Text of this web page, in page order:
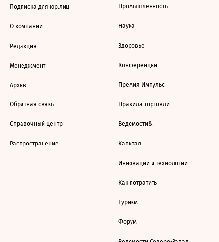
Подписка для юр.лиц
О компании
Редакция
Менеджмент
Архив
Обратная связь
Справочный центр
Распространение
Промышленность
Наука
Здоровье
Конференции
Премия Импульс
Правила торговли
Ведомости&
Капитал
Инновации и технологии
Как потратить
Туризм
Форум